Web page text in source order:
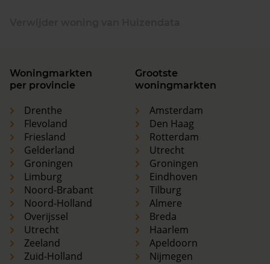
Woningmarkten
per provincie
Drenthe
Flevoland
Friesland
Gelderland
Groningen
Limburg
Noord-Brabant
Noord-Holland
Overijssel
Utrecht
Zeeland
Zuid-Holland
Grootste
woningmarkten
Amsterdam
Den Haag
Rotterdam
Utrecht
Groningen
Eindhoven
Tilburg
Almere
Breda
Haarlem
Apeldoorn
Nijmegen